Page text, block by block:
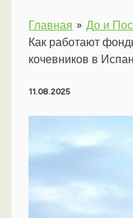
Главная
До и
Как работают
кочевников в
11.08.2025